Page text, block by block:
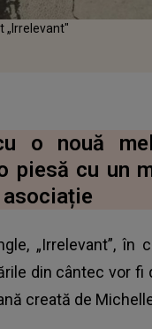
„Irrelevant"
o nouă
piesă cu un
„Irrelevant”, în
din cântec vor fi
creată de